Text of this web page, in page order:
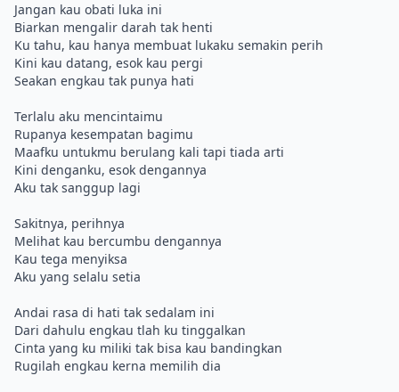
Jangan kau obati luka ini
Biarkan mengalir darah tak henti
Ku tahu, kau hanya membuat lukaku semakin perih
Kini kau datang, esok kau pergi
Seakan engkau tak punya hati
Terlalu aku mencintaimu
Rupanya kesempatan bagimu
Maafku untukmu berulang kali tapi tiada arti
Kini denganku, esok dengannya
Aku tak sanggup lagi
Sakitnya, perihnya
Melihat kau bercumbu dengannya
Kau tega menyiksa
Aku yang selalu setia
Andai rasa di hati tak sedalam ini
Dari dahulu engkau tlah ku tinggalkan
Cinta yang ku miliki tak bisa kau bandingkan
Rugilah engkau kerna memilih dia